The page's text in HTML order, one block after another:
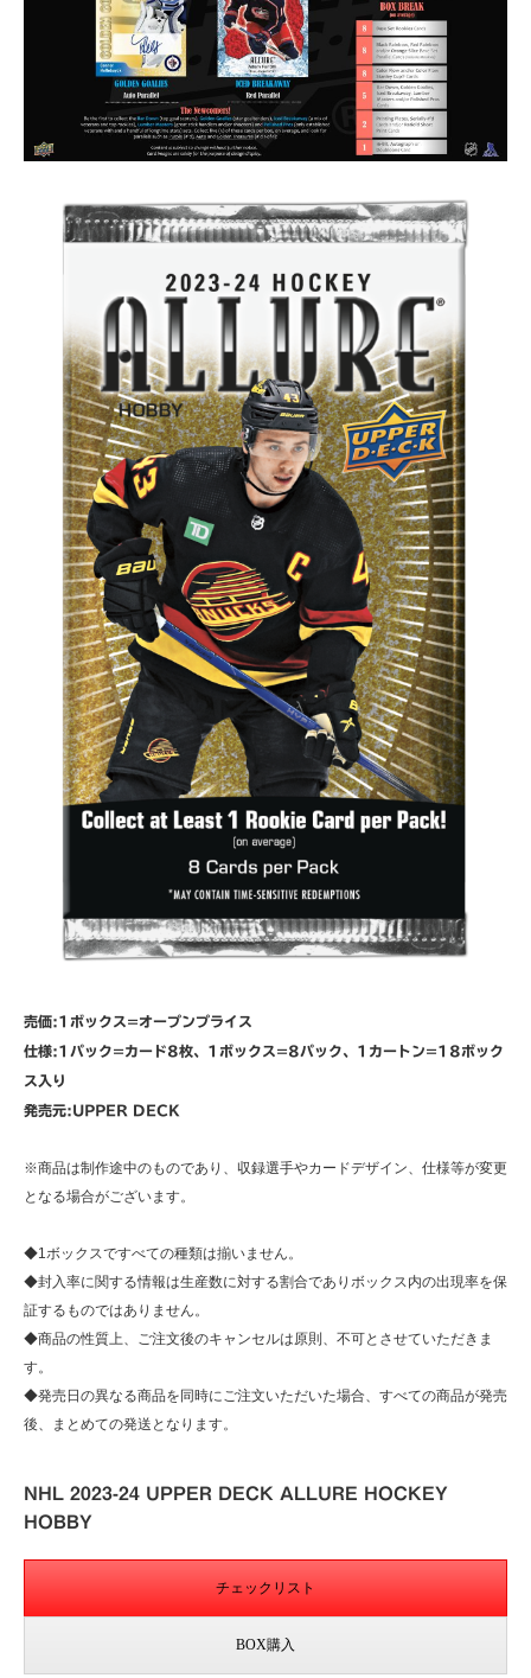
売価:1ボックス=オープンプライス
仕様:1パック=カード8枚、1ボックス=8パック、1カートン=18ボック
ス入り
発売元:UPPER DECK
※商品は制作途中のものであり、収録選手やカードデザイン、仕様等が変更
となる場合がございます。
◆1ボックスですべての種類は揃いません。
◆封入率に関する情報は生産数に対する割合でありボックス内の出現率を保
証するものではありません。
◆商品の性質上、ご注文後のキャンセルは原則、不可とさせていただきま
す。
◆発売日の異なる商品を同時にご注文いただいた場合、すべての商品が発売
後、まとめての発送となります。
NHL 2023-24 UPPER DECK ALLURE HOCKEY
HOBBY
チェックリスト
BOX購入